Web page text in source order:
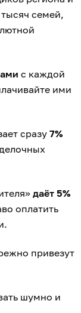
семей,
с каждой
ими
сразу7%
даёт 5%
оплатить
привезут
шумно и